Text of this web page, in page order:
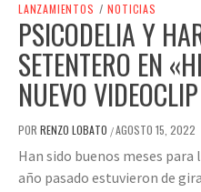
LANZAMIENTOS / NOTICIAS
PSICODELIA Y
SETENTERO EN
NUEVO
POR RENZO LOBATO /AGOSTO 15, 2022
Han sido buenos meses para
año pasado estuvieron de gira